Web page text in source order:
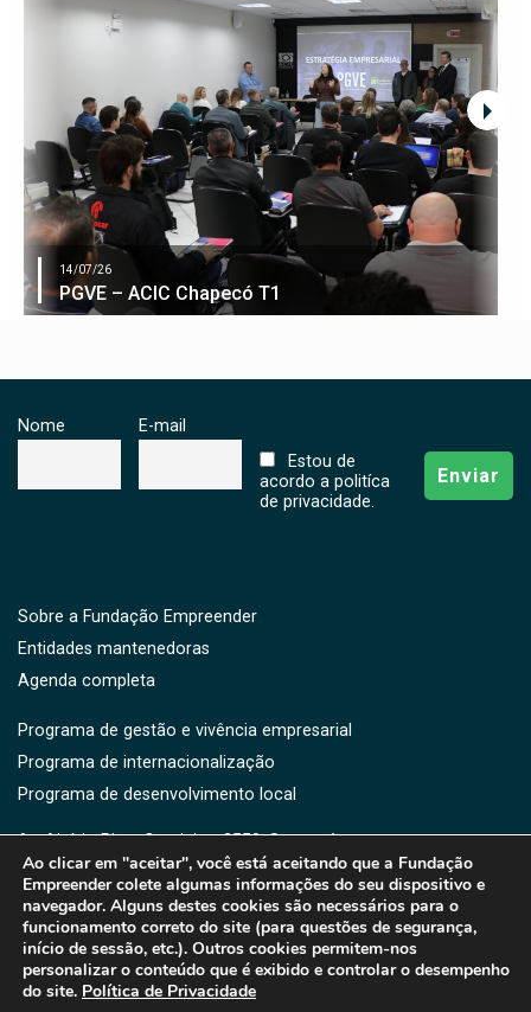
14/07/26
PGVE – ACIC Chapecó T1
Nome
E-mail
Estou de
acordo a politíca
de privacidade.
Sobre a Fundação Empreender
Entidades mantenedoras
Agenda completa
Programa de gestão e vivência empresarial
Programa de internacionalização
Programa de desenvolvimento local
Av. Aluísio Pires Condeixa, 2550, Saguaçú,
CEP: 89221-750 -Joinville, SC
(47) 3461-3364 | 3461-3373 | (47) 9176-5919
fe@fe.org.br
Ao clicar em "aceitar", você está aceitando que a Fundação
Empreender colete algumas informações do seu dispositivo e
navegador. Alguns destes cookies são necessários para o
funcionamento correto do site (para questões de segurança,
início de sessão, etc.). Outros cookies permitem-nos
personalizar o conteúdo que é exibido e controlar o desempenho
do site. Política de Privacidade